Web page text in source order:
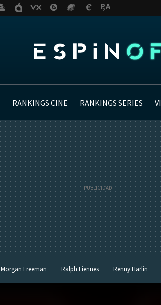
RANKINGS CINE RANKINGS SERIES
Morgan Freeman Ralph Fiennes Renny Harlin